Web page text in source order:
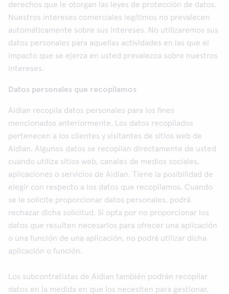
derechos que le otorgan las leyes de protección de datos.
Nuestros intereses comerciales legítimos no prevalecen
automáticamente sobre sus intereses. No utilizaremos sus
datos personales para aquellas actividades en las que el
impacto que se ejerza en usted prevalezca sobre nuestros
intereses.
Datos personales que recopilamos
Aidian recopila datos personales para los fines
mencionados anteriormente. Los datos recopilados
pertenecen a los clientes y visitantes de sitios web de
Aidian. Algunos datos se recopilan directamente de usted
cuando utiliza sitios web, canales de medios sociales,
aplicaciones o servicios de Aidian. Tiene la posibilidad de
elegir con respecto a los datos que recopilamos. Cuando
se le solicite proporcionar datos personales, podrá
rechazar dicha solicitud. Si opta por no proporcionar los
datos que resulten necesarios para ofrecer una aplicación
o una función de una aplicación, no podrá utilizar dicha
aplicación o función.
Los subcontratistas de Aidian también podrán recopilar
datos en la medida en que los necesiten para gestionar,